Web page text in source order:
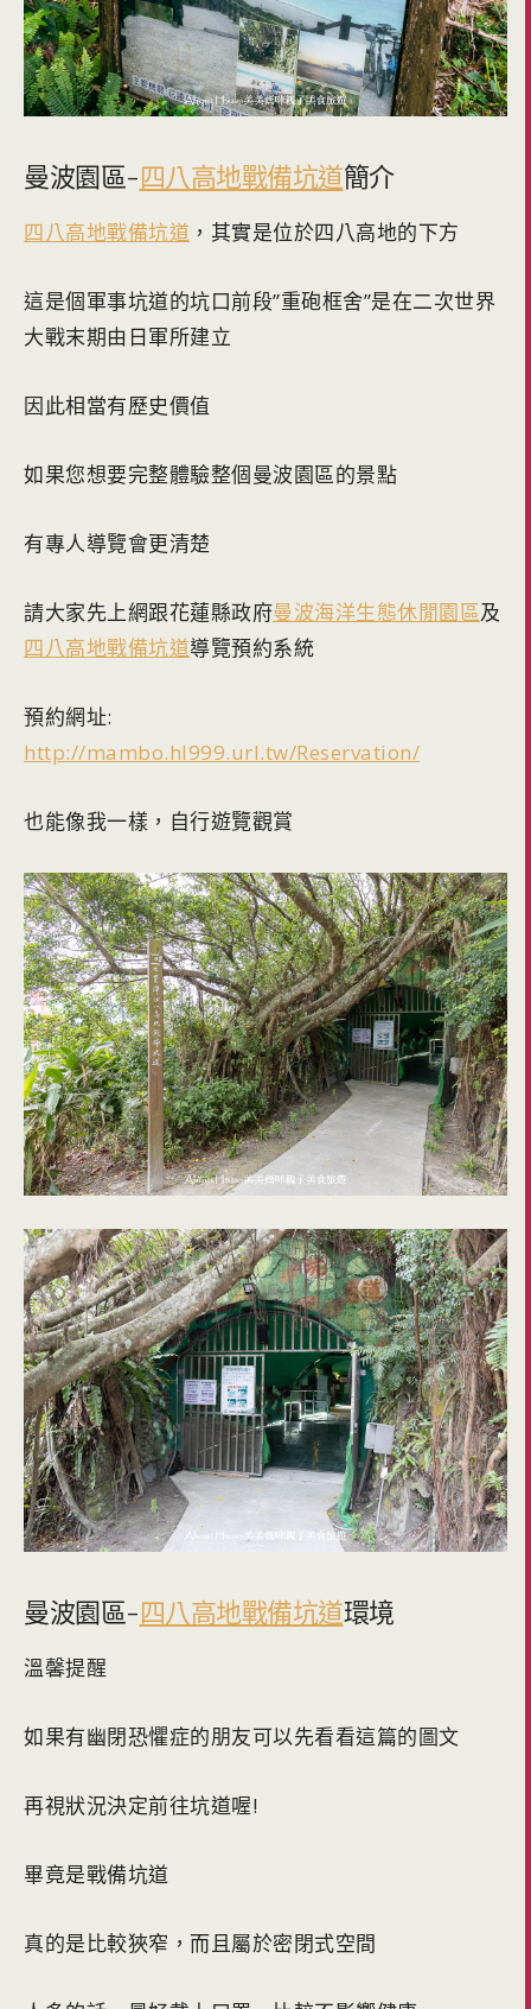
曼波園區-四八高地戰備坑道簡介
四八高地戰備坑道 ，其實是位於四八高地的下方
這是個軍事坑道的坑口前段”重砲框舍”是在二次世界
大戰末期由日軍所建立
因此相當有歷史價值
如果您想要完整體驗整個曼波園區的景點
有專人導覽會更清楚
請大家先上網跟花蓮縣政府曼波海洋生態休閒園區及
四八高地戰備坑道導覽預約系統
預約網址:
http://mambo.hl999.url.tw/Reservation/
也能像我一樣，自行遊覽觀賞
曼波園區-四八高地戰備坑道環境
溫馨提醒
如果有幽閉恐懼症的朋友可以先看看這篇的圖文
再視狀況決定前往坑道喔!
畢竟是戰備坑道
真的是比較狹窄，而且屬於密閉式空間